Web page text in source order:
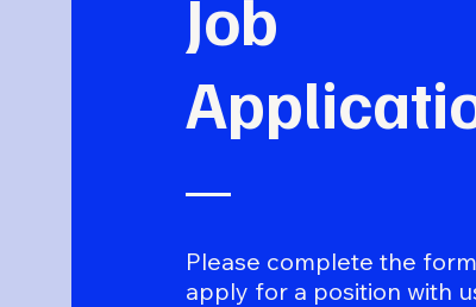
Job
Please complete the
apply for a position with